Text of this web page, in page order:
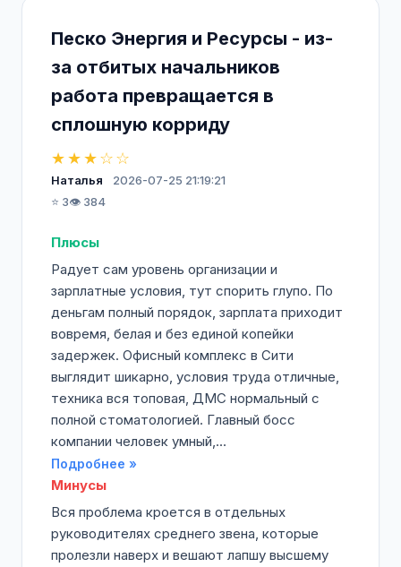
Песко Энергия и Ресурсы - из-
за отбитых начальников
работа превращается в
сплошную корриду
★★★☆☆
Наталья
2026-07-25 21:19:21
⭐ 3👁️ 384
Плюсы
Радует сам уровень организации и
зарплатные условия, тут спорить глупо. По
деньгам полный порядок, зарплата приходит
вовремя, белая и без единой копейки
задержек. Офисный комплекс в Сити
выглядит шикарно, условия труда отличные,
техника вся топовая, ДМС нормальный с
полной стоматологией. Главный босс
компании человек умный,...
Подробнее »
Минусы
Вся проблема кроется в отдельных
руководителях среднего звена, которые
пролезли наверх и вешают лапшу высшему